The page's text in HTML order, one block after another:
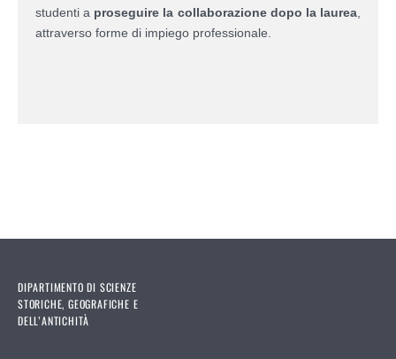
studenti a proseguire la collaborazione dopo la laurea
attraverso forme di impiego professionale.
DIPARTIMENTO DI SCIENZE
STORICHE, GEOGRAFICHE E
DELL’ANTICHITÀ